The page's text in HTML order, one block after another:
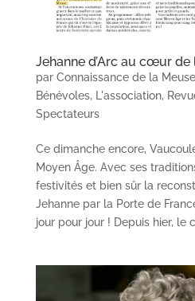
Jehanne d’Arc au cœur de
par Connaissance de la Meuse
Bénévoles, L'association,
Spectateurs
Ce dimanche encore,
Moyen Âge. Avec ses
festivités et bien sûr la
Jehanne par la Porte de
jour pour jour ! Depuis hier, le